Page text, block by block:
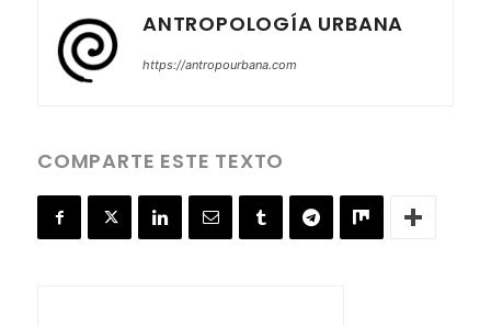
ANTROPOLOGÍA URBANA
https://antropourbana.com
COMPARTE ESTE TEXTO